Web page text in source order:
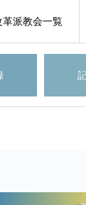
革派教会一覧